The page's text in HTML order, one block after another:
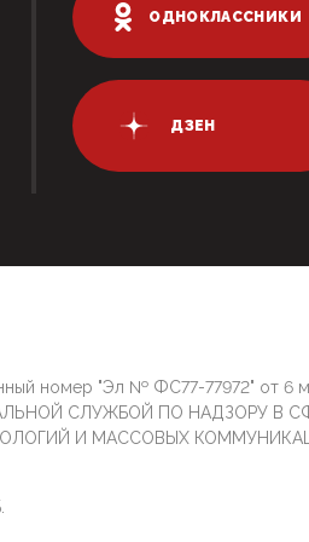
ОДНОКЛАССНИКИ
ДЗЕН
номер "Эл № ФС77-77972" от 6
СЛУЖБОЙ ПО НАДЗОРУ В
И МАССОВЫХ